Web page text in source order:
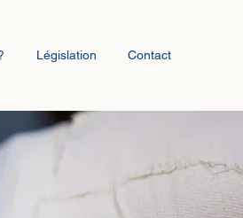
Législation Contact